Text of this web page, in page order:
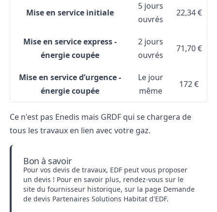
Mise en service initiale
5 jours
ouvrés
22,34 €
Mise en service express -
énergie coupée
2 jours
ouvrés
71,70 €
Mise en service d’urgence -
énergie coupée
Le jour
même
172 €
Ce n'est pas Enedis mais GRDF qui se chargera de
tous les travaux en lien avec votre gaz.
Bon à savoir
Pour vos devis de travaux, EDF peut vous proposer
un devis ! Pour en savoir plus, rendez-vous sur le
site du fournisseur historique, sur la page Demande
de devis Partenaires Solutions Habitat d'EDF.